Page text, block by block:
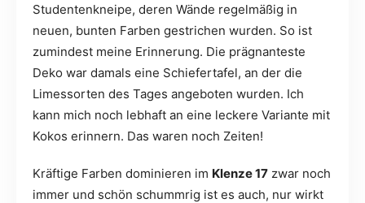
Studentenkneipe, deren Wände regelmäßig in
neuen, bunten Farben gestrichen wurden. So ist
zumindest meine Erinnerung. Die prägnanteste
Deko war damals eine Schiefertafel, an der die
Limessorten des Tages angeboten wurden. Ich
kann mich noch lebhaft an eine leckere Variante mit
Kokos erinnern. Das waren noch Zeiten!
Kräftige Farben dominieren im Klenze 17 zwar noch
immer und schön schummrig ist es auch, nur wirkt